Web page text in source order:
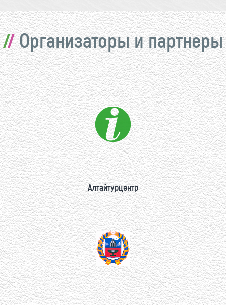
Организаторы и партнеры
Алтайтурцентр